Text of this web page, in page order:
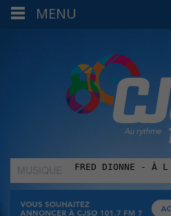
MUSIQUE
:
MENU